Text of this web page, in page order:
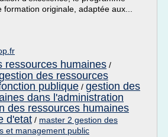
originale, adaptée aux...
ressources humaines /
des ressources
publique / gestion des
dans l'administration
des ressources humaines
d'etat / master 2 gestion des
et management public